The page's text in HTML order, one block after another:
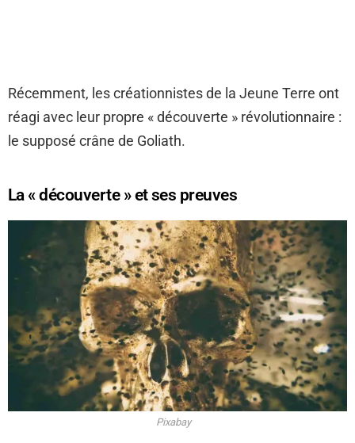
Récemment, les créationnistes de la Jeune Terre ont
réagi avec leur propre « découverte » révolutionnaire :
le supposé crâne de Goliath.
La « découverte » et ses preuves
Pixabay